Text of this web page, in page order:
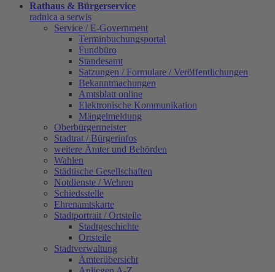
Rathaus & Bürgerservice
radnica a serwis
Service / E-Government
Terminbuchungsportal
Fundbüro
Standesamt
Satzungen / Formulare / Veröffentlichungen
Bekanntmachungen
Amtsblatt online
Elektronische Kommunikation
Mängelmeldung
Oberbürgermeister
Stadtrat / Bürgerinfos
weitere Ämter und Behörden
Wahlen
Städtische Gesellschaften
Notdienste / Wehren
Schiedsstelle
Ehrenamtskarte
Stadtportrait / Ortsteile
Stadtgeschichte
Ortsteile
Stadtverwaltung
Ämterübersicht